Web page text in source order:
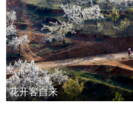
花开客自来